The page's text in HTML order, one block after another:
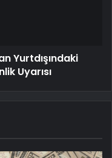
Yurtdışındaki
Uyarısı